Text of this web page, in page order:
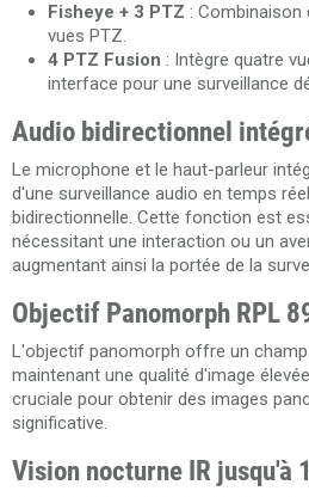
Fisheye + 3 PTZ : Combinaison
vues PTZ.
4 PTZ Fusion : Intègre quatre
interface pour une surveillance
Audio bidirectionnel
Le microphone et le haut-parleur
d'une surveillance audio en temps
bidirectionnelle. Cette fonction est
nécessitant une interaction ou un
augmentant ainsi la portée de la
Objectif Panomorph RPL
L'objectif panomorph offre un
maintenant une qualité d'image
cruciale pour obtenir des images
significative.
Vision nocturne IR jusqu'à